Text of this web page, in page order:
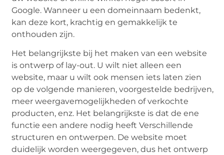
Google. Wanneer u een domeinnaam bedenkt,
kan deze kort, krachtig en gemakkelijk te
onthouden zijn.
Het belangrijkste bij het maken van een website
is ontwerp of lay-out. U wilt niet alleen een
website, maar u wilt ook mensen iets laten zien
op de volgende manieren, voorgestelde bedrijven,
meer weergavemogelijkheden of verkochte
producten, enz. Het belangrijkste is dat de ene
functie een andere nodig heeft Verschillende
structuren en ontwerpen. De website moet
duidelijk worden weergegeven, dus het ontwerp